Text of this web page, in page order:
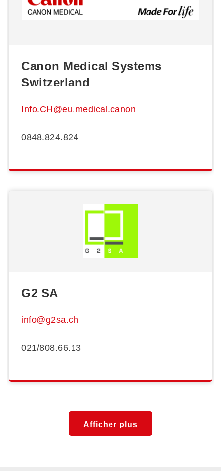
Canon Medical Systems
Switzerland
Info.CH@eu.medical.canon
0848.824.824
G2 SA
info@g2sa.ch
021/808.66.13
Afficher plus